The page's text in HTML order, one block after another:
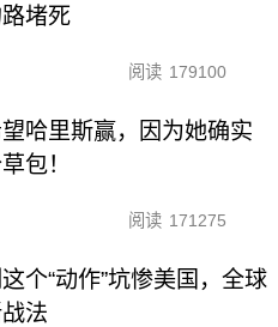
堵死
阅读 179100
哈里斯赢，因为她确实
包！
阅读 171275
个“动作”坑惨美国，全球
法